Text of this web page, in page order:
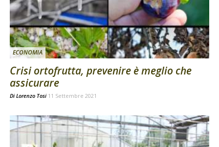
ECONOMIA
Crisi ortofrutta, prevenire è meglio che
assicurare
Di Lorenzo Tosi 11 Settembre 2021